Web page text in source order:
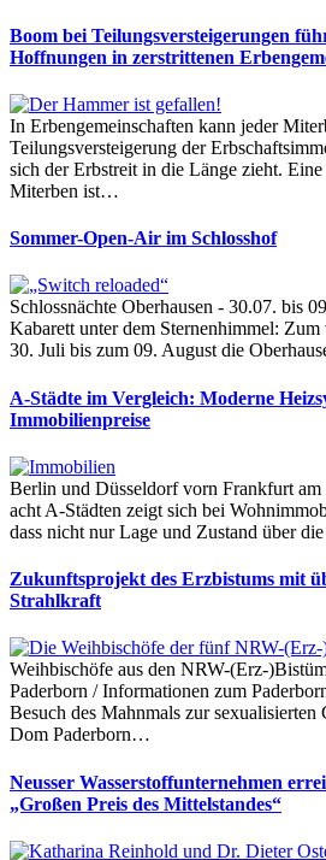
Boom bei Teilungsversteigerungen
Hoffnungen in zerstrittenen
In Erbengemeinschaften kann jeder
Teilungsversteigerung der
sich der Erbstreit in die Länge zieht.
Miterben ist…
Sommer-Open-Air im Schlosshof
Schlossnächte Oberhausen - 30.07. bis
Kabarett unter dem Sternenhimmel:
30. Juli bis zum 09. August die
A-Städte im Vergleich: Moderne
Immobilienpreise
Berlin und Düsseldorf vorn Frankfurt
acht A-Städten zeigt sich bei
dass nicht nur Lage und Zustand über
Zukunftsprojekt des Erzbistums mit
Strahlkraft
Weihbischöfe aus den NRW-(Erz-
Paderborn / Informationen zum
Besuch des Mahnmals zur sexualisierten
Dom Paderborn…
Neusser Wasserstoffunternehmen
„Großen Preis des Mittelstandes“